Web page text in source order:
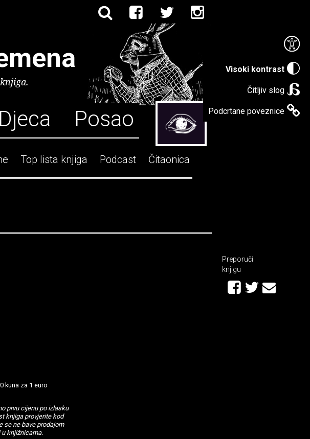
Visoki kontrast
Čitljiv slog
Podcrtane poveznice
Djeca Posao
Top lista knjiga Podcast Čitaonica
kuna za 1 euro
prvu cijenu po izlasku
knjiga provjerite kod
se ne bave prodajom
knjižnicama.
Preporuči
knjigu